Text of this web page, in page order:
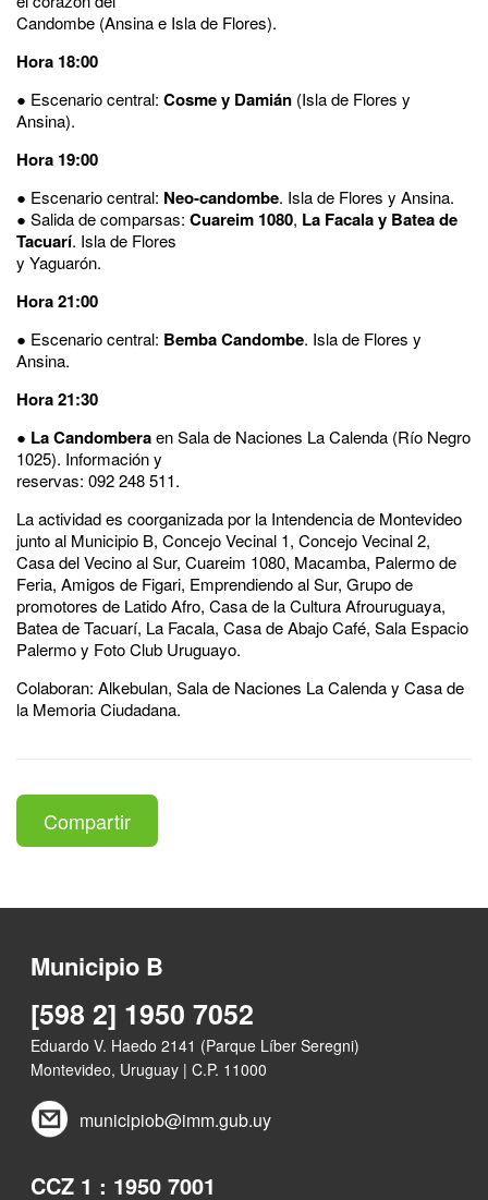
Candombe (Ansina e Isla de Flores).
Hora 18:00
● Escenario central: Cosme y Damián (Isla de Flores y
Ansina).
Hora 19:00
● Escenario central: Neo-candombe. Isla de Flores y Ansina.
● Salida de comparsas: Cuareim 1080, La Facala y Batea de
Tacuarí. Isla de Flores
y Yaguarón.
Hora 21:00
● Escenario central: Bemba Candombe. Isla de Flores y
Ansina.
Hora 21:30
● La Candomberaen Sala de Naciones La Calenda (Río Negro
1025). Información y
reservas: 092 248 511.
La actividad es coorganizada por la Intendencia de Montevideo
junto al Municipio B, Concejo Vecinal 1, Concejo Vecinal 2,
Casa del Vecino al Sur, Cuareim 1080, Macamba, Palermo de
Feria, Amigos de Figari, Emprendiendo al Sur, Grupo de
promotores de Latido Afro, Casa de la Cultura Afrouruguaya,
Batea de Tacuarí, La Facala, Casa de Abajo Café, Sala Espacio
Palermo y Foto Club Uruguayo.
Colaboran: Alkebulan, Sala de Naciones La Calenda y Casa de
la Memoria Ciudadana.
Compartir
Municipio B
[598 2] 1950 7052
Eduardo V. Haedo 2141 (Parque Líber Seregni)
Montevideo, Uruguay | C.P. 11000
municipiob@imm.gub.uy
CCZ 1 : 1950 7001